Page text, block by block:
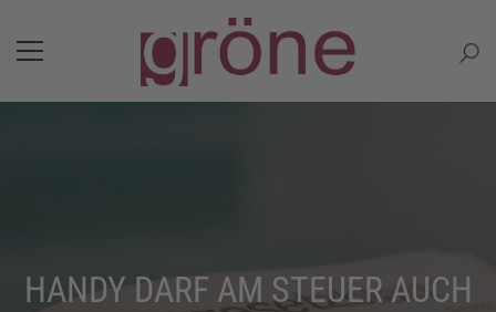
HANDY DARF AM STEUER AUCH